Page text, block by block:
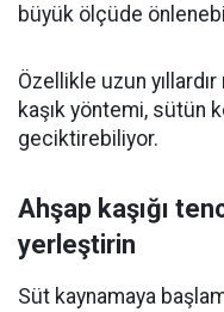
büyük ölçüde
Özellikle uzun
kaşık yöntemi, sütün
geciktirebiliyor.
Ahşap kaşığı
yerleştirin
Süt kaynamaya